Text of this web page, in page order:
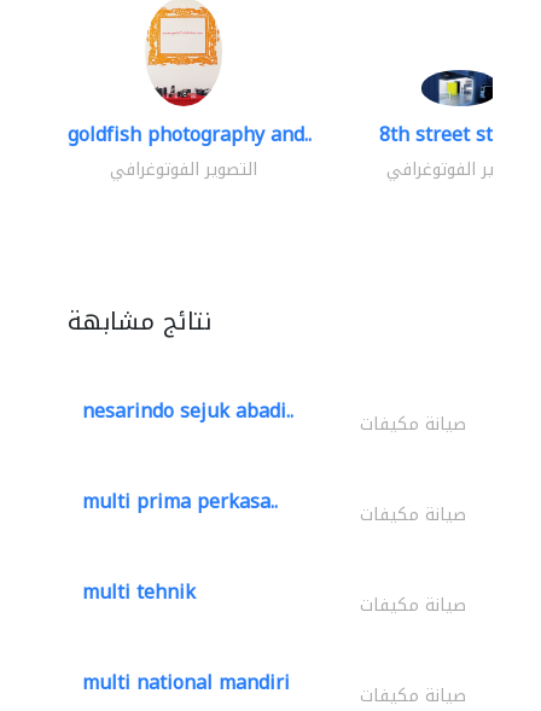
goldfish photography and..
التصوير الفوتوغرافي
8th street studios
التصوير الفوتوغرافي
نتائج مشابهة
nesarindo sejuk abadi.. صيانة مكيفات
multi prima perkasa.. صيانة مكيفات
multi tehnik صيانة مكيفات
multi national mandiri صيانة مكيفات